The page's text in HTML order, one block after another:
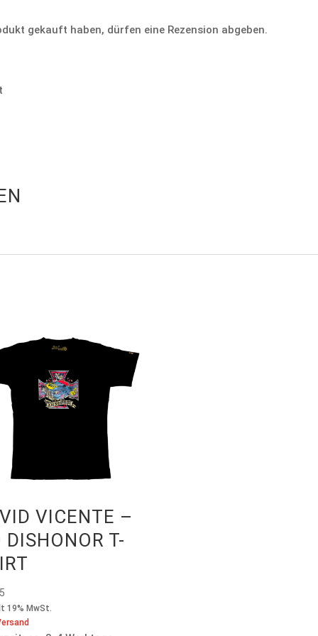
gekauft haben, dürfen eine Rezension abgeben.
VICENTE –
DISHONOR T-
19% MwSt.